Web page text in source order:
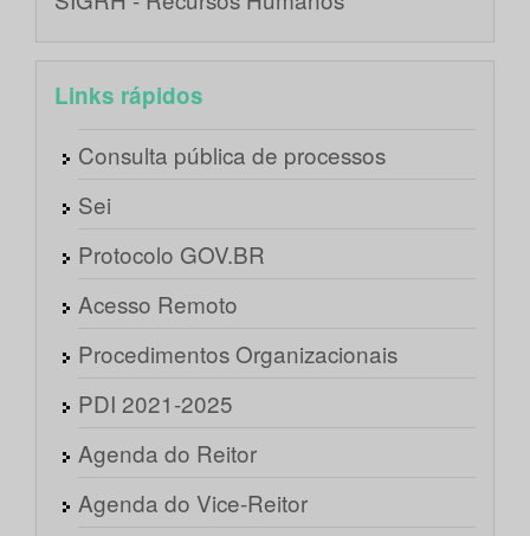
Links rápidos
Consulta pública de processos
Sei
Protocolo GOV.BR
Acesso Remoto
Procedimentos Organizacionais
PDI 2021-2025
Agenda do Reitor
Agenda do Vice-Reitor